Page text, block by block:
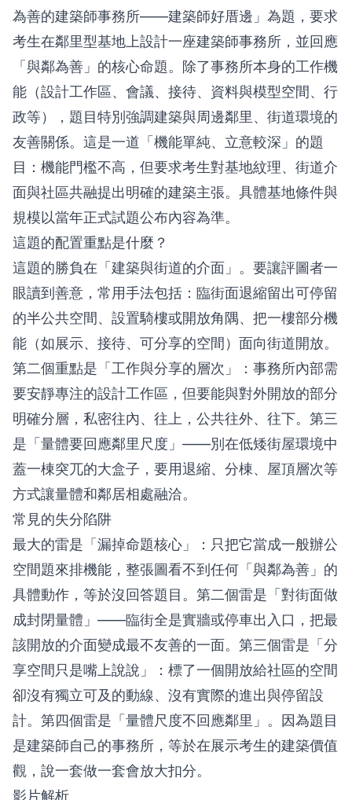
為善的建築師事務所——建築師好厝邊」為題，要求
考生在鄰里型基地上設計一座建築師事務所，並回應
「與鄰為善」的核心命題。除了事務所本身的工作機
能（設計工作區、會議、接待、資料與模型空間、行
政等），題目特別強調建築與周邊鄰里、街道環境的
友善關係。這是一道「機能單純、立意較深」的題
目：機能門檻不高，但要求考生對基地紋理、街道介
面與社區共融提出明確的建築主張。具體基地條件與
規模以當年正式試題公布內容為準。
這題的配置重點是什麼？
這題的勝負在「建築與街道的介面」。要讓評圖者一
眼讀到善意，常用手法包括：臨街面退縮留出可停留
的半公共空間、設置騎樓或開放角隅、把一樓部分機
能（如展示、接待、可分享的空間）面向街道開放。
第二個重點是「工作與分享的層次」：事務所內部需
要安靜專注的設計工作區，但要能與對外開放的部分
明確分層，私密往內、往上，公共往外、往下。第三
是「量體要回應鄰里尺度」——別在低矮街屋環境中
蓋一棟突兀的大盒子，要用退縮、分棟、屋頂層次等
方式讓量體和鄰居相處融洽。
常見的失分陷阱
最大的雷是「漏掉命題核心」：只把它當成一般辦公
空間題來排機能，整張圖看不到任何「與鄰為善」的
具體動作，等於沒回答題目。第二個雷是「對街面做
成封閉量體」——臨街全是實牆或停車出入口，把最
該開放的介面變成最不友善的一面。第三個雷是「分
享空間只是嘴上說說」：標了一個開放給社區的空間
卻沒有獨立可及的動線、沒有實際的進出與停留設
計。第四個雷是「量體尺度不回應鄰里」。因為題目
是建築師自己的事務所，等於在展示考生的建築價值
觀，說一套做一套會放大扣分。
影片解析